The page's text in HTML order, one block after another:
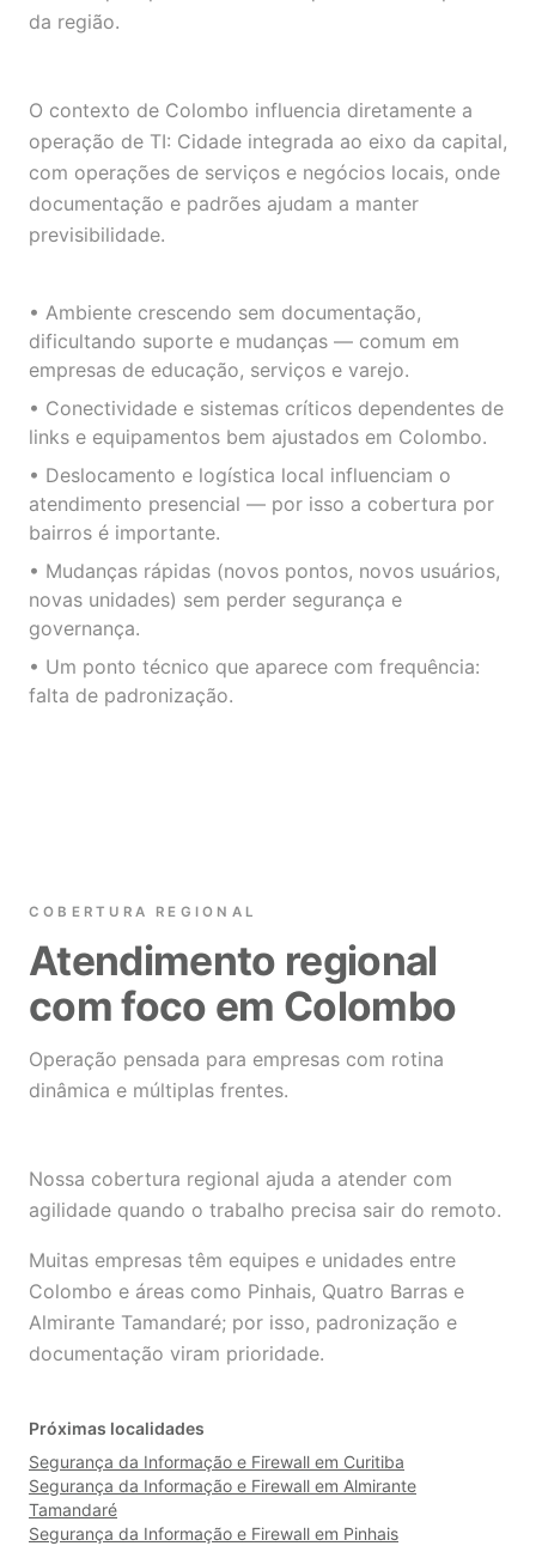
da região.
O contexto de Colombo influencia diretamente a
operação de TI: Cidade integrada ao eixo da capital,
com operações de serviços e negócios locais, onde
documentação e padrões ajudam a manter
previsibilidade.
• Ambiente crescendo sem documentação,
dificultando suporte e mudanças — comum em
empresas de educação, serviços e varejo.
• Conectividade e sistemas críticos dependentes de
links e equipamentos bem ajustados em Colombo.
• Deslocamento e logística local influenciam o
atendimento presencial — por isso a cobertura por
bairros é importante.
• Mudanças rápidas (novos pontos, novos usuários,
novas unidades) sem perder segurança e
governança.
• Um ponto técnico que aparece com frequência:
falta de padronização.
COBERTURA REGIONAL
Atendimento regional
com foco em Colombo
Operação pensada para empresas com rotina
dinâmica e múltiplas frentes.
Nossa cobertura regional ajuda a atender com
agilidade quando o trabalho precisa sair do remoto.
Muitas empresas têm equipes e unidades entre
Colombo e áreas como Pinhais, Quatro Barras e
Almirante Tamandaré; por isso, padronização e
documentação viram prioridade.
Próximas localidades
Segurança da Informação e Firewall em Curitiba
Segurança da Informação e Firewall em Almirante
Tamandaré
Segurança da Informação e Firewall em Pinhais